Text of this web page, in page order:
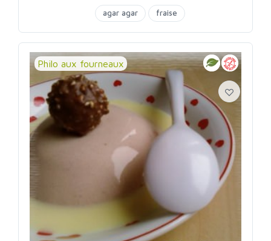
agar agar
fraise
Philo aux fourneaux